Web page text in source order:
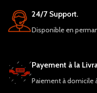
24/7 Support.
Disponible en
Payement à la
Paiement à domicile